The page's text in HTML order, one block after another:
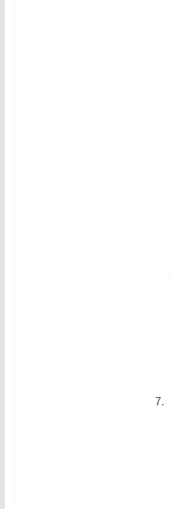
7.